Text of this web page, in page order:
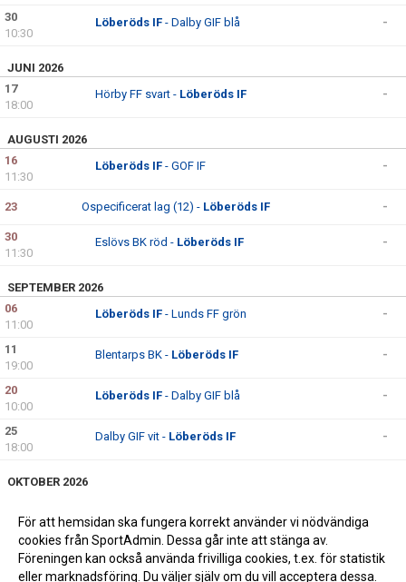
30
10:30
Löberöds IF - Dalby GIF blå -
JUNI 2026
17
18:00
Hörby FF svart - Löberöds IF -
AUGUSTI 2026
16
11:30
Löberöds IF - GOF IF -
23 Ospecificerat lag (12) - Löberöds IF -
30
11:30
Eslövs BK röd - Löberöds IF -
SEPTEMBER 2026
06
11:00
Löberöds IF - Lunds FF grön -
11
19:00
Blentarps BK - Löberöds IF -
20
10:00
Löberöds IF - Dalby GIF blå -
25
18:00
Dalby GIF vit - Löberöds IF -
OKTOBER 2026
11:00
Lunds BK -Löberöds IF
För att hemsidan ska fungera korrekt använder vi nödvändiga
cookies från SportAdmin. Dessa går inte att stänga av.
Föreningen kan också använda frivilliga cookies, t.ex. för statistik
eller marknadsföring. Du väljer själv om du vill acceptera dessa.